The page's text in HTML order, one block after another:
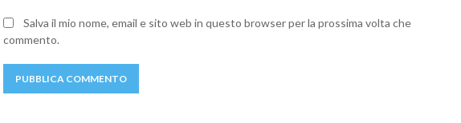
Nome:Salva il mio nome, email e sito web in questo browser per la prossima volta che
commento.